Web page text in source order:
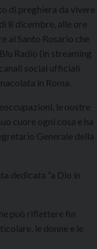
di preghiera da vivere
8 dicembre, alle ore
al Santo Rosario che
Radio (in streaming
social ufficiali
in Roma.
le nostre
cuore ogni cosa e ha
Generale della
dedicata “a Dio in
può riflettere fin
le donne e le